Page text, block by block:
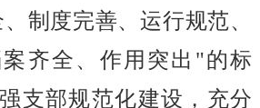
制度完善、运行规范、
齐全、作用突出"的标
支部规范化建设，充分